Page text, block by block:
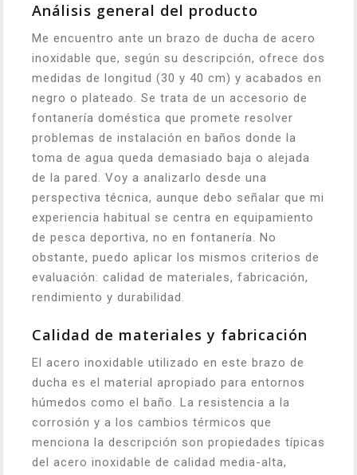
Análisis general del producto
Me encuentro ante un brazo de ducha de acero
inoxidable que, según su descripción, ofrece dos
medidas de longitud (30 y 40 cm) y acabados en
negro o plateado. Se trata de un accesorio de
fontanería doméstica que promete resolver
problemas de instalación en baños donde la
toma de agua queda demasiado baja o alejada
de la pared. Voy a analizarlo desde una
perspectiva técnica, aunque debo señalar que mi
experiencia habitual se centra en equipamiento
de pesca deportiva, no en fontanería. No
obstante, puedo aplicar los mismos criterios de
evaluación: calidad de materiales, fabricación,
rendimiento y durabilidad.
Calidad de materiales y fabricación
El acero inoxidable utilizado en este brazo de
ducha es el material apropiado para entornos
húmedos como el baño. La resistencia a la
corrosión y a los cambios térmicos que
menciona la descripción son propiedades típicas
del acero inoxidable de calidad media-alta,